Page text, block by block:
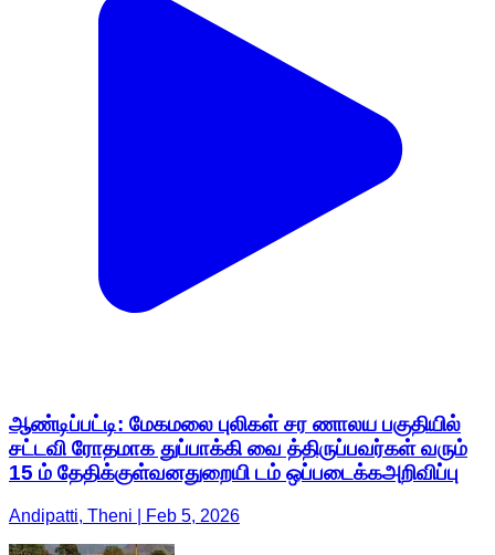
ஆண்டிப்பட்டி: மேகமலை புலிகள் சர ணாலய பகுதியில்
சட்டவி ரோதமாக துப்பாக்கி வை த்திருப்பவர்கள் வரும்
15 ம் தேதிக்குள்வனதுறையி டம் ஒப்படைக்கஅறிவிப்பு
Andipatti, Theni | Feb 5, 2026